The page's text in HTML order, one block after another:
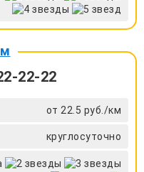
22-22
от 22.5 руб./км
круглосуточно